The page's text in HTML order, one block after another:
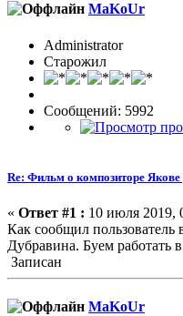
MaKoUr
Administrator
Старожил
Сообщений: 5992
Re: Фильм о композиторе
« Ответ #1 : 10 июля 2019,
Как сообщил пользователь
Дубравина. Буем работать
Записан
MaKoUr